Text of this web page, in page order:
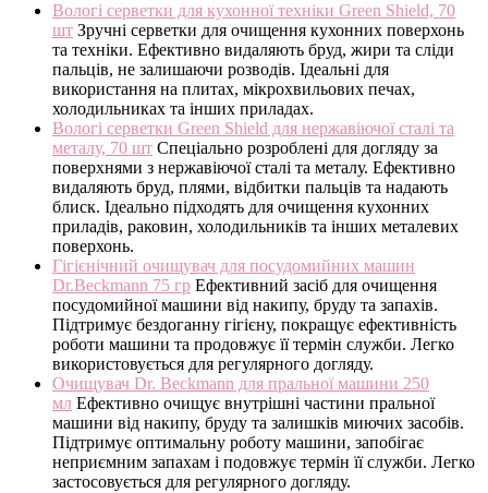
Вологі серветки для кухонної техніки Green Shield, 70
шт Зручні серветки для очищення кухонних поверхонь
та техніки. Ефективно видаляють бруд, жири та сліди
пальців, не залишаючи розводів. Ідеальні для
використання на плитах, мікрохвильових печах,
холодильниках та інших приладах.
Вологі серветки Green Shield для нержавіючої сталі та
металу, 70 шт Спеціально розроблені для догляду за
поверхнями з нержавіючої сталі та металу. Ефективно
видаляють бруд, плями, відбитки пальців та надають
блиск. Ідеально підходять для очищення кухонних
приладів, раковин, холодильників та інших металевих
поверхонь.
Гігієнічний очищувач для посудомийних машин
Dr.Beckmann 75 гр Ефективний засіб для очищення
посудомийної машини від накипу, бруду та запахів.
Підтримує бездоганну гігієну, покращує ефективність
роботи машини та продовжує її термін служби. Легко
використовується для регулярного догляду.
Очищувач Dr. Beckmann для пральної машини 250
мл Ефективно очищує внутрішні частини пральної
машини від накипу, бруду та залишків миючих засобів.
Підтримує оптимальну роботу машини, запобігає
неприємним запахам і подовжує термін її служби. Легко
застосовується для регулярного догляду.